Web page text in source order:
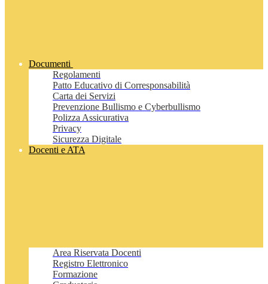
Documenti
Regolamenti
Patto Educativo di Corresponsabilità
Carta dei Servizi
Prevenzione Bullismo e Cyberbullismo
Polizza Assicurativa
Privacy
Sicurezza Digitale
Docenti e ATA
Area Riservata Docenti
Registro Elettronico
Formazione